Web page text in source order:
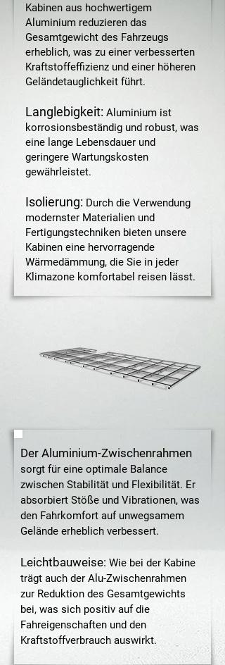
Kabinen aus hochwertigem
Aluminium reduzieren das
Gesamtgewicht des Fahrzeugs
erheblich, was zu einer verbesserten
Kraftstoffeffizienz und einer höheren
Geländetauglichkeit führt.
Langlebigkeit: Aluminium ist
korrosionsbeständig und robust, was
eine lange Lebensdauer und
geringere Wartungskosten
gewährleistet.
Isolierung: Durch die Verwendung
modernster Materialien und
Fertigungstechniken bieten unsere
Kabinen eine hervorragende
Wärmedämmung, die Sie in jeder
Klimazone komfortabel reisen lässt.
Der Aluminium-Zwischenrahmen
sorgt für eine optimale Balance
zwischen Stabilität und Flexibilität. Er
absorbiert Stöße und Vibrationen, was
den Fahrkomfort auf unwegsamem
Gelände erheblich verbessert.​
Leichtbauweise: Wie bei der Kabine
trägt auch der Alu-Zwischenrahmen
zur Reduktion des Gesamtgewichts
bei, was sich positiv auf die
Fahreigenschaften und den
Kraftstoffverbrauch auswirkt.